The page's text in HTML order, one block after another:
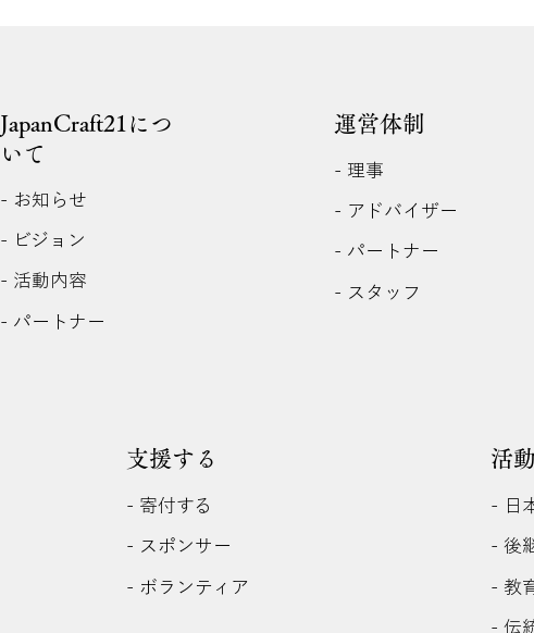
JapanCraft21につ
いて
- お知らせ
- ビジョン
- 活動内容
- パートナー
運営体制
- 理事
- アドバイザー
- パートナー
- スタッフ
支援する
- 寄付する
- スポンサー
- ボランティア
活
- 日
- 後
- 教
- 伝